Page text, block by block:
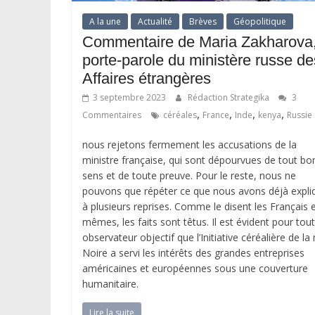
A la une Actualité Brèves Géopolitique
Commentaire de Maria
porte-parole du ministère russe
Affaires étrangères
3 septembre 2023 Rédaction Strategika
3
Commentaires
céréales, France, Inde, kenya, Russie
nous rejetons fermement les accusations de la
ministre française, qui sont dépourvues de tout
sens et de toute preuve. Pour le reste, nous ne
pouvons que répéter ce que nous avons déjà
à plusieurs reprises. Comme le disent les Français
mêmes, les faits sont têtus. Il est évident pour tout
observateur objectif que l’Initiative céréalière de la
Noire a servi les intérêts des grandes entreprises
américaines et européennes sous une couverture
humanitaire.
Lire la suite